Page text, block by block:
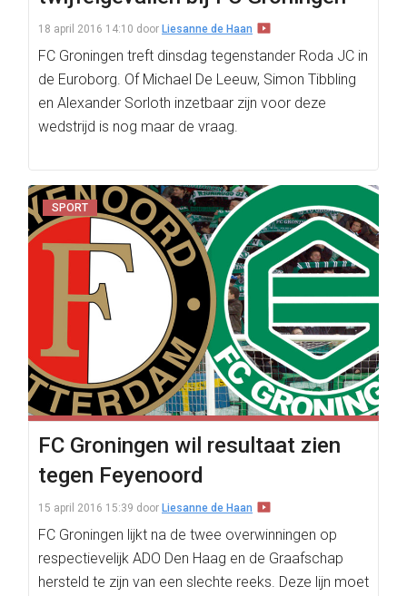
18 april 2016 14:10 door Liesanne de Haan
FC Groningen treft dinsdag tegenstander Roda JC in
de Euroborg. Of Michael De Leeuw, Simon Tibbling
en Alexander Sorloth inzetbaar zijn voor deze
wedstrijd is nog maar de vraag.
SPORT
FC Groningen wil resultaat zien
tegen Feyenoord
15 april 2016 15:39 door Liesanne de Haan
FC Groningen lijkt na de twee overwinningen op
respectievelijk ADO Den Haag en de Graafschap
hersteld te zijn van een slechte reeks. Deze lijn moet